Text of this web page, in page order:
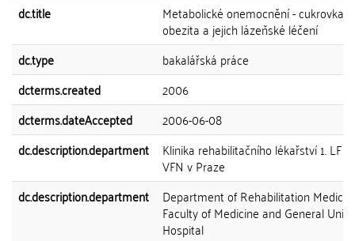
dc.title
Metabolické onemocnění - cukrovka,
obezita a jejich lázeňské léčení
dc.type
bakalářská práce
dcterms.created
2006
dcterms.dateAccepted
2006-06-08
dc.description.department
Klinika rehabilitačního lékařství 1. LF
VFN v Praze
dc.description.department
Department of Rehabilitation
Faculty of Medicine and General
Hospital